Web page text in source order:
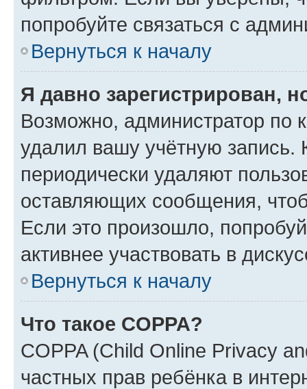
попробуйте связаться с
Вернуться к началу
Я давно зарегистрирован,
Возможно, администратор по
удалил вашу учётную запись.
периодически удаляют
оставляющих сообщения,
Если это произошло,
активнее участвовать в
Вернуться к началу
Что такое COPPA?
COPPA (Child Online Privacy
частных прав ребёнка в